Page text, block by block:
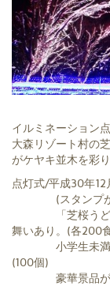
イルミネーション
大森リゾート村の
がケヤキ並木を彩
点灯式/平成30年12
(スタンプがも
「芝桜うどん」
舞いあり。(各200
小学生未満の子
(100個)
豪華景品があ